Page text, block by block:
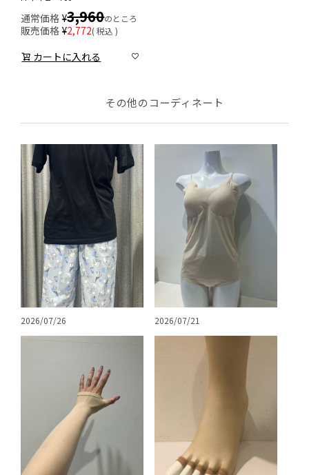
通常価格 ¥3,960のところ
販売価格 ¥2,772 税込
カートに入れる
その他のコーディネート
2026/07/26 2026/07/21